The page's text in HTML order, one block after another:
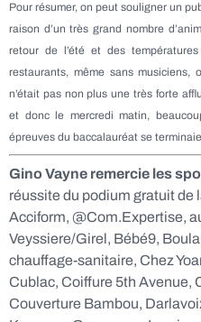
Pour résumer, on peut souligner un
raison d’un très grand nombre
retour de l’été et des
restaurants, même sans musiciens,
n’était pas non plus une très forte
et donc le mercredi matin,
épreuves du baccalauréat se
Gino Vayne remercie les
réussite du podium gratuit de
Acciform, @Com.Expertise,
Veyssiere/Girel, Bébé9,
chauffage-sanitaire, Chez
Cublac, Coiffure 5th Avenue,
Couverture Bambou,